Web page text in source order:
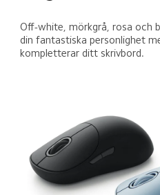
Off-white, mörkgrå, rosa och
din fantastiska personlighet
kompletterar ditt skrivbord.